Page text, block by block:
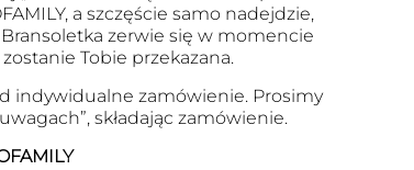
a szczęście samo nadejdzie,
zerwie się w momencie
Tobie przekazana.
indywidualne zamówienie. Prosimy
składając zamówienie.